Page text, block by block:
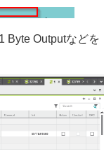
Byte Outputなどを